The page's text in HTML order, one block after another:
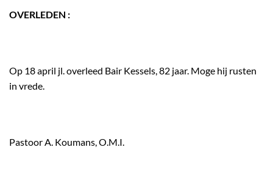
OVERLEDEN :
Op 18 april jl. overleed Bair Kessels, 82 jaar. Moge hij rusten
in vrede.
Pastoor A. Koumans, O.M.I.